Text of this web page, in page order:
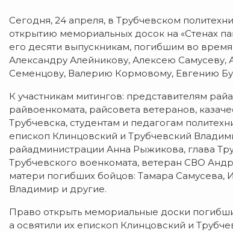
Сегодня, 24 апреля, в Трубчевском
открытию мемориальных досок на «Стенах
его десяти выпускникам, погибшим во
Александру Алейникову, Алексею
Семенцову, Валерию Кормовому, Евгению
К участникам митингов: представителям
райвоенкомата, райсовета ветеранов,
Трубчевска, студентам и педагогам
епископ Клинцовский и Трубчевский
райадминистрации Анна Рыжикова, глава
Трубчевского военкомата, ветеран СВО
матери погибших бойцов: Тамара Самусева,
Владимир и другие.
Право открыть мемориальные доски
а освятили их епископ Клинцовский и